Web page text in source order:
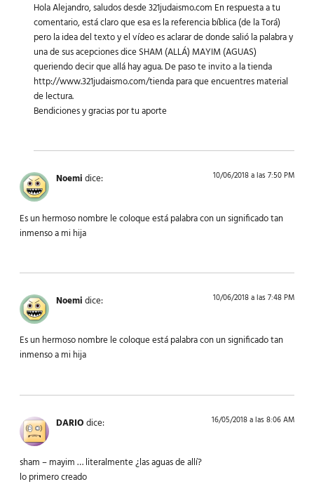
Hola Alejandro, saludos desde 321judaismo.com En respuesta a tu
comentario, está claro que esa es la referencia bíblica (de la Torá)
pero la idea del texto y el vídeo es aclarar de donde salió la palabra y
una de sus acepciones dice SHAM (ALLÁ) MAYIM (AGUAS)
queriendo decir que allá hay agua. De paso te invito a la tienda
http://www.321judaismo.com/tienda para que encuentres material
de lectura.
Bendiciones y gracias por tu aporte
Noemi dice: 10/06/2018 a las 7:50 PM
Es un hermoso nombre le coloque está palabra con un significado tan
inmenso a mi hija
Noemi dice: 10/06/2018 a las 7:48 PM
Es un hermoso nombre le coloque está palabra con un significado tan
inmenso a mi hija
DARIO dice: 16/05/2018 a las 8:06 AM
sham – mayim … literalmente ¿las aguas de allí?
lo primero creado